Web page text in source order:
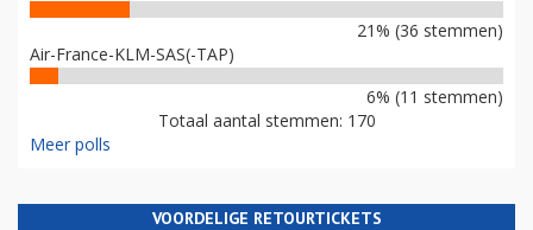
21% (36 stemmen)
Air-France-KLM-SAS(-TAP)
6% (11 stemmen)
Totaal aantal stemmen: 170
Meer polls
VOORDELIGE RETOURTICKETS